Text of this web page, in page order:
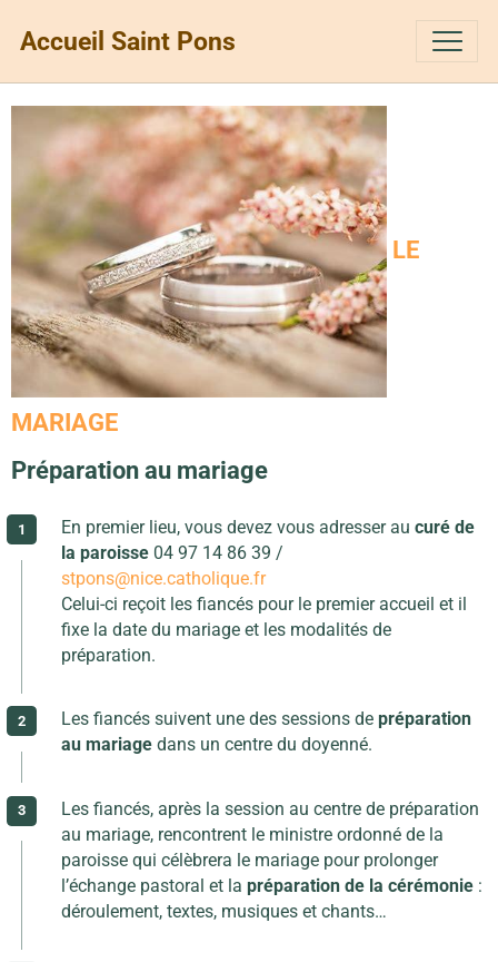
Accueil Saint Pons
LE
MARIAGE
Préparation au mariage
En premier lieu, vous devez vous adresser au curé de
la paroisse 04 97 14 86 39 /
stpons@nice.catholique.fr
Celui-ci reçoit les fiancés pour le premier accueil et il
fixe la date du mariage et les modalités de
préparation.
Les fiancés suivent une des sessions de préparation
au mariage dans un centre du doyenné.
Les fiancés, après la session au centre de préparation
au mariage, rencontrent le ministre ordonné de la
paroisse qui célèbrera le mariage pour prolonger
l’échange pastoral et la préparation de la cérémonie :
déroulement, textes, musiques et chants…